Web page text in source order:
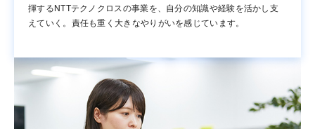
揮するNTTテクノクロスの事業を、自分の知識や経験を活かし支
えていく。責任も重く大きなやりがいを感じています。